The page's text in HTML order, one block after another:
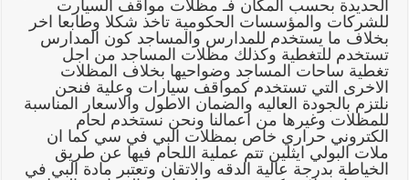
الحديدة بحسب المكان فـ مظلات مواقف السيارت
للشركات والمؤسسات الحكومية تاخذ شكلا وطابعا اخر
بخلاف ما يستخدم للمدارس والمساجد كون المدارس
تستخدم للتغطية وكذلك مظلات المساجد من اجل
تغطية ساحات المساجد وضواحيها بخلاف المظلات
الاخرى التي تستخدم كمواقف سيارات وعلية فنحن
نلتزم بالجودة العاليه والضمان الاطول والاسعار المناسبة
للمظلات وغيرها من اعمالنا ونحن نستخدم لحام
الكتروني حراري خاص بمظلات البي في سي كما ان
ملات البولي ايثلين تتم عملية اللحام فيها عن طريق
الخياطة بدرجة عالية الدقه والاتقان وتعتبر مادة البي في